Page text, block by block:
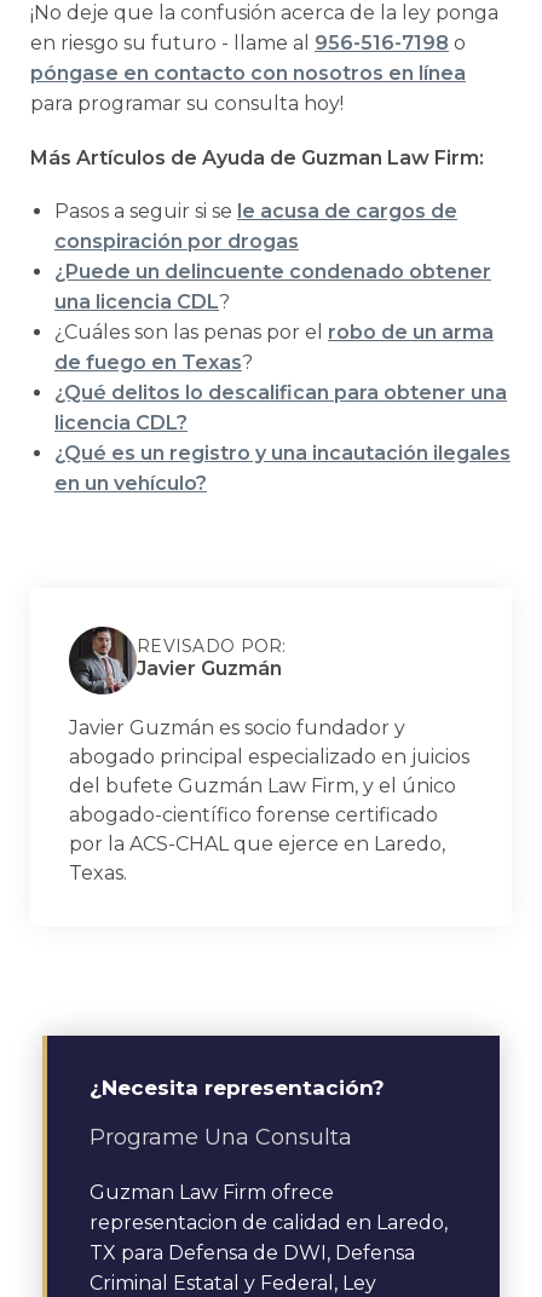
¡No deje que la confusión acerca de la ley ponga
en riesgo su futuro - llame al 956-516-7198 o
póngase en contacto con nosotros en línea
para programar su consulta hoy!
Más Artículos de Ayuda de Guzman Law Firm:
Pasos a seguir si se le acusa de cargos de
conspiración por drogas
¿Puede un delincuente condenado obtener
una licencia CDL?
¿Cuáles son las penas por el robo de un arma
de fuego en Texas?
¿Qué delitos lo descalifican para obtener una
licencia CDL?
¿Qué es un registro y una incautación ilegales
en un vehículo?
REVISADO POR:
Javier Guzmán
Javier Guzmán es socio fundador y
abogado principal especializado en juicios
del bufete Guzmán Law Firm, y el único
abogado-científico forense certificado
por la ACS-CHAL que ejerce en Laredo,
Texas.
¿Necesita representación?
Programe Una Consulta
Guzman Law Firm ofrece
representacion de calidad en Laredo,
TX para Defensa de DWI, Defensa
Criminal Estatal y Federal, Ley